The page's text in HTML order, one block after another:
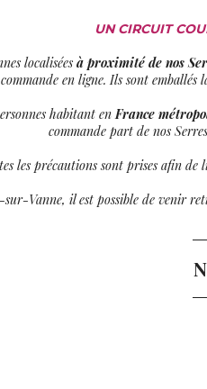
UN CIRCUIT
localisées à proximité de nos
en ligne. Ils sont
habitant enFrance
commande part de nos
les précautions sont prises afin
Vanne, il est possible de venir